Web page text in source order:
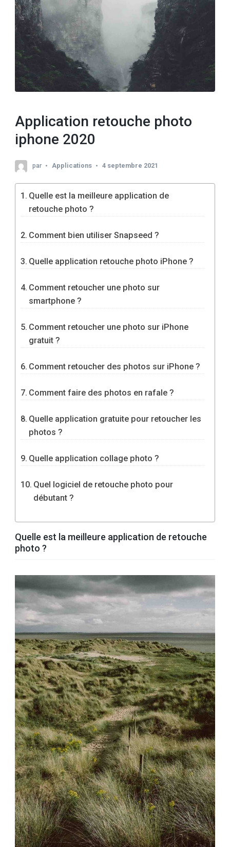
Application retouche photo
iphone 2020
par Applications 4 septembre 2021
Quelle est la meilleure application de
retouche photo ?
Comment bien utiliser Snapseed ?
Quelle application retouche photo iPhone ?
Comment retoucher une photo sur
smartphone ?
Comment retoucher une photo sur iPhone
gratuit ?
Comment retoucher des photos sur iPhone ?
Comment faire des photos en rafale ?
Quelle application gratuite pour retoucher les
photos ?
Quelle application collage photo ?
Quel logiciel de retouche photo pour
débutant ?
Quelle est la meilleure application de retouche
photo ?